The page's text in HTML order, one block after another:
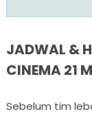
JADWAL &
CINEMA 21
Sebelum tim